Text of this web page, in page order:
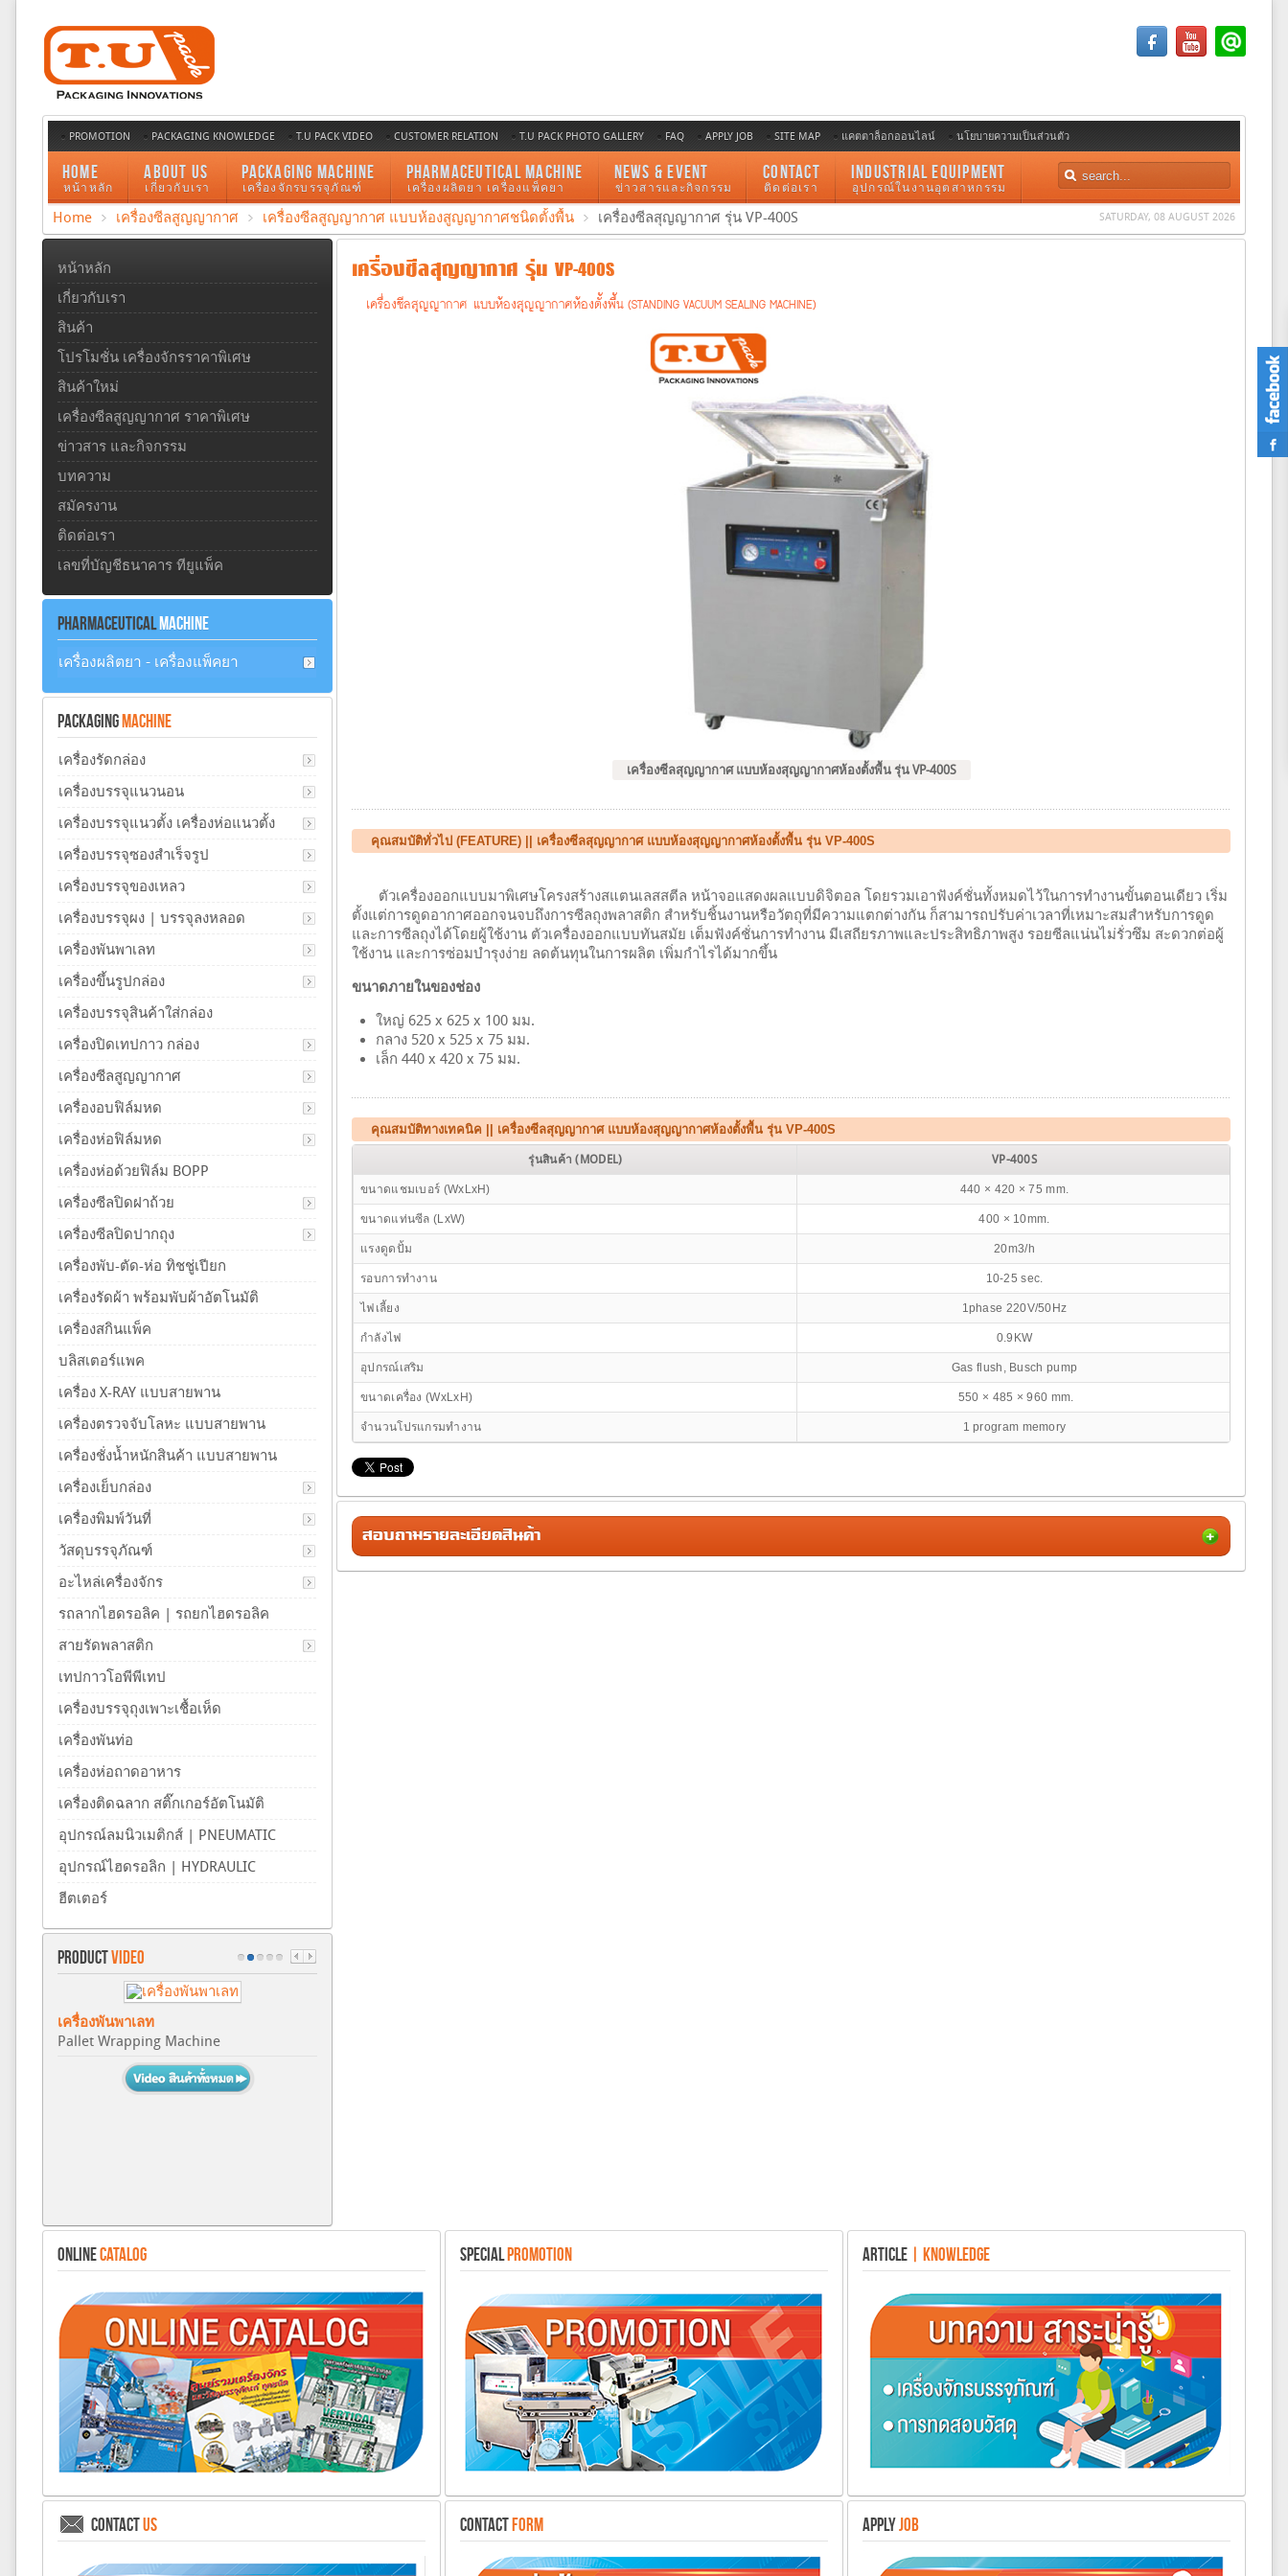
PROMOTION PACKAGING KNOWLEDGE T.U PACK VIDEO CUSTOMER RELATION T.U PACK PHOTO GALLERY FAQ APPLY JOB SITE MAP แคตตาล็อกออนไลน์ นโยบายความเป็นส่วนตัว
HOME
หน้าหลัก
ABOUT US
เกี่ยวกับเรา
PACKAGING MACHINE
เครื่องจักรบรรจุภัณฑ์
PHARMACEUTICAL MACHINE
เครื่องผลิตยา เครื่องแพ็คยา
NEWS & EVENT
ข่าวสารและกิจกรรม
CONTACT
ติดต่อเรา
INDUSTRIAL EQUIPMENT
อุปกรณ์ในงานอุตสาหกรรม
SATURDAY, 08 AUGUST 2026
Home เครื่องซีลสูญญากาศ เครื่องซีลสูญญากาศ แบบห้องสูญญากาศชนิดตั้งพื้น เครื่องซีลสุญญากาศ รุ่น VP-400S
เครื่องซีลสุญญากาศ รุ่น VP-400S
เครื่องซีลสุญญากาศ แบบห้องสุญญากาศห้องตั้งพื้น (STANDING VACUUM SEALING MACHINE)
เครื่องซีลสุญญากาศ แบบห้องสุญญากาศห้องตั้งพื้น รุ่น VP-400S
คุณสมบัติทั่วไป (FEATURE) || เครื่องซีลสุญญากาศ แบบห้องสุญญากาศห้องตั้งพื้น รุ่น VP-400S
ตัวเครื่องออกแบบมาพิเศษโครงสร้างสแตนเลสสตีล หน้าจอแสดงผลแบบดิจิตอล โดยรวมเอาฟังค์ชั่นทั้งหมดไว้ในการทำงานขั้นตอนเดียว เริ่ม
ตั้งแต่การดูดอากาศออกจนจบถึงการซีลถุงพลาสติก สำหรับชิ้นงานหรือวัตถุที่มีความแตกต่างกัน ก็สามารถปรับค่าเวลาที่เหมาะสมสำหรับการดูด
และการซีลถุงได้โดยผู้ใช้งาน ตัวเครื่องออกแบบทันสมัย เต็มฟังค์ชั่นการทำงาน มีเสถียรภาพและประสิทธิภาพสูง รอยซีลแน่นไม่รั่วซึม สะดวกต่อผู้
ใช้งาน และการซ่อมบำรุงง่าย ลดต้นทุนในการผลิต เพิ่มกำไรได้มากขึ้น
ขนาดภายในของช่อง
ใหญ่ 625 x 625 x 100 มม.
กลาง 520 x 525 x 75 มม.
เล็ก 440 x 420 x 75 มม.
คุณสมบัติทางเทคนิค || เครื่องซีลสุญญากาศ แบบห้องสุญญากาศห้องตั้งพื้น รุ่น VP-400S
รุ่นสินค้า (MODEL) VP-400S
ขนาดแชมเบอร์ (WxLxH) 440 × 420 × 75 mm.
ขนาดแท่นซีล (LxW) 400 × 10mm.
แรงดูดปั้ม 20m3/h
รอบการทำงาน 10-25 sec.
ไฟเลี้ยง 1phase 220V/50Hz
กำลังไฟ 0.9KW
อุปกรณ์เสริม Gas flush, Busch pump
ขนาดเครื่อง (WxLxH) 550 × 485 × 960 mm.
จำนวนโปรแกรมทำงาน 1 program memory
สอบถามรายละเอียดสินค้า
หน้าหลัก
เกี่ยวกับเรา
สินค้า
โปรโมชั่น เครื่องจักรราคาพิเศษ
สินค้าใหม่
เครื่องซีลสูญญากาศ ราคาพิเศษ
ข่าวสาร และกิจกรรม
บทความ
สมัครงาน
ติดต่อเรา
เลขที่บัญชีธนาคาร ทียูแพ็ค
PHARMACEUTICALMACHINE
เครื่องผลิตยา - เครื่องแพ็คยา
PACKAGING MACHINE
เครื่องรัดกล่อง
เครื่องบรรจุแนวนอน
เครื่องบรรจุแนวตั้ง เครื่องห่อแนวตั้ง
เครื่องบรรจุซองสำเร็จรูป
เครื่องบรรจุของเหลว
เครื่องบรรจุผง | บรรจุลงหลอด
เครื่องพันพาเลท
เครื่องขึ้นรูปกล่อง
เครื่องบรรจุสินค้าใส่กล่อง
เครื่องปิดเทปกาว กล่อง
เครื่องซีลสูญญากาศ
เครื่องอบฟิล์มหด
เครื่องห่อฟิล์มหด
เครื่องห่อด้วยฟิล์ม BOPP
เครื่องซีลปิดฝาถ้วย
เครื่องซีลปิดปากถุง
เครื่องพับ-ตัด-ห่อ ทิชชู่เปียก
เครื่องรัดผ้า พร้อมพับผ้าอัตโนมัติ
เครื่องสกินแพ็ค
บลิสเตอร์แพค
เครื่อง X-RAY แบบสายพาน
เครื่องตรวจจับโลหะ แบบสายพาน
เครื่องชั่งน้ำหนักสินค้า แบบสายพาน
เครื่องเย็บกล่อง
เครื่องพิมพ์วันที่
วัสดุบรรจุภัณฑ์
อะไหล่เครื่องจักร
รถลากไฮดรอลิค | รถยกไฮดรอลิค
สายรัดพลาสติก
เทปกาวโอพีพีเทป
เครื่องบรรจุถุงเพาะเชื้อเห็ด
เครื่องพันท่อ
เครื่องห่อถาดอาหาร
เครื่องติดฉลาก สติ๊กเกอร์อัตโนมัติ
อุปกรณ์ลมนิวเมติกส์ | PNEUMATIC
อุปกรณ์ไฮดรอลิก | HYDRAULIC
ฮีตเตอร์
PRODUCTVIDEO
เครื่องพันพาเลท
Pallet Wrapping Machine
ONLINECATALOG SPECIALPROMOTION ARTICLE | KNOWLEDGE
CONTACTUS CONTACT FORM APPLYJOB